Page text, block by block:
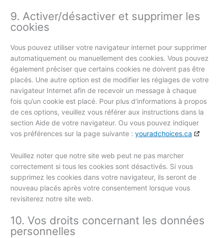
9. Activer/désactiver et supprimer les
cookies
Vous pouvez utiliser votre navigateur internet pour supprimer
automatiquement ou manuellement des cookies. Vous pouvez
également préciser que certains cookies ne doivent pas être
placés. Une autre option est de modifier les réglages de votre
navigateur Internet afin de recevoir un message à chaque
fois qu’un cookie est placé. Pour plus d’informations à propos
de ces options, veuillez vous référer aux instructions dans la
section Aide de votre navigateur. Ou vous pouvez indiquer
vos préférences sur la page suivante :youradchoices.ca
Veuillez noter que notre site web peut ne pas marcher
correctement si tous les cookies sont désactivés. Si vous
supprimez les cookies dans votre navigateur, ils seront de
nouveau placés après votre consentement lorsque vous
revisiterez notre site web.
10. Vos droits concernant les données
personnelles